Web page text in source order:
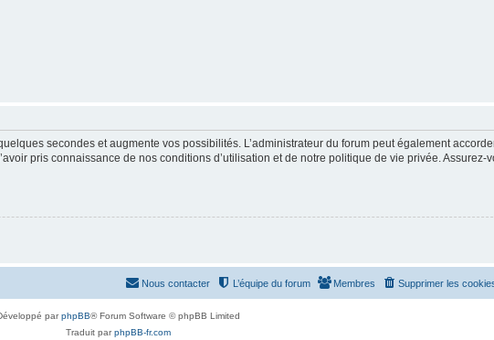
secondes et augmente vos possibilités. L’administrateur du forum peut également
pris connaissance de nos conditions d’utilisation et de notre politique de vie privée. Assurez-
Supprimer les
Membres
L’équipe du forum
Nous contacter
parphpBB® Forum Software © phpBB Limited
Traduit parphpBB-fr.com